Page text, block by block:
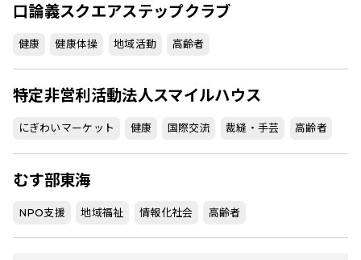
口論義スクエアステップクラブ
健康 健康体操 地域活動 高齢者
特定非営利活動法人スマイルハウス
にぎわいマーケット 健康 国際交流 裁縫・手芸 高齢者
むす部東海
NPO支援 地域福祉 情報化社会 高齢者